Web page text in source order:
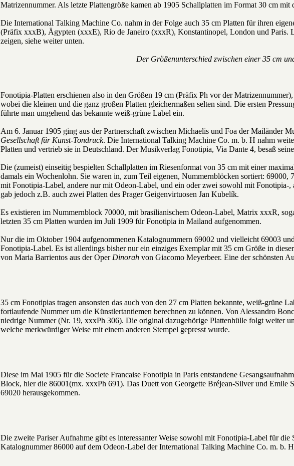
Matrizennummer. Als letzte Plattengröße kamen ab 1905 Schallplatten im Format 30 cm
Die International Talking Machine Co. nahm in der Folge auch 35 cm Platten für ihren
(Präfix xxxB), Ägypten (xxxE), Rio de Janeiro (xxxR), Konstantinopel, London und Paris.
zeigen, siehe weiter unten.
Der Größenunterschied zwischen einer 35 cm
Fonotipia-Platten erschienen also in den Größen 19 cm (Präfix Ph vor der
wobei die kleinen und die ganz großen Platten gleichermaßen selten sind. Die ersten
führte man umgehend das bekannte weiß-grüne Label ein.
Am 6. Januar 1905 ging aus der Partnerschaft zwischen Michaelis und Foa der Mailänder
Gesellschaft für Kunst-Tondruck. Die International Talking Machine Co. m. b. H nahm
Platten und vertrieb sie in Deutschland. Der Musikverlag Fonotipia, Via Dante 4, besaß
Die (zumeist) einseitig bespielten Schallplatten im Riesenformat von 35 cm mit einer
damals ein Wochenlohn. Sie waren in, zum Teil eigenen, Nummernblöcken sortiert:
mit Fonotipia-Label, andere nur mit Odeon-Label, und ein oder zwei sowohl mit Fonotipia-,
gab jedoch z.B. auch zwei Platten des Prager Geigenvirtuosen Jan Kubelík.
Es existieren im Nummernblock 70000, mit brasilianischem Odeon-Label, Matrix xxxR,
letzten 35 cm Platten wurden im Juli 1909 für Fonotipia in Mailand aufgenommen.
Nur die im Oktober 1904 aufgenommenen Katalognummern 69002 und vielleicht 69003
Fonotipia-Label. Es ist allerdings bisher nur ein einziges Exemplar mit 35 cm Größe in
von Maria Barrientos aus der Oper Dinorah von Giacomo Meyerbeer. Eine der schönsten
35 cm Fonotipias tragen ansonsten das auch von den 27 cm Platten bekannte, weiß-grüne
fortlaufende Nummer um die Künstlertantiemen berechnen zu können. Von Alessandro
niedrige Nummer (Nr. 19, xxxPh 306). Die original dazugehörige Plattenhülle folgt weiter
welche merkwürdiger Weise mit einem anderen Stempel gepresst wurde.
Diese im Mai 1905 für die Societe Francaise Fonotipia in Paris entstandene
Block, hier die 86001(mx. xxxPh 691). Das Duett von Georgette Bréjean-Silver und Emile
69020 herausgekommen.
Die zweite Pariser Aufnahme gibt es interessanter Weise sowohl mit Fonotipia-Label für
Katalognummer 86000 auf dem Odeon-Label der International Talking Machine Co. m. b.